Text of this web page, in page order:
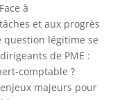
à
et aux progrès
légitime se
de PME :
comptable ?
majeurs pour